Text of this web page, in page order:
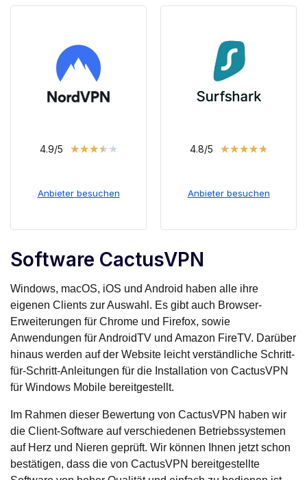
4.9/5 ★★★★★
Anbieter besuchen
4.8/5 ★★★★★
Anbieter besuchen
Software CactusVPN
Windows, macOS, iOS und Android haben alle ihre
eigenen Clients zur Auswahl. Es gibt auch Browser-
Erweiterungen für Chrome und Firefox, sowie
Anwendungen für AndroidTV und Amazon FireTV. Darüber
hinaus werden auf der Website leicht verständliche Schritt-
für-Schritt-Anleitungen für die Installation von CactusVPN
für Windows Mobile bereitgestellt.
Im Rahmen dieser Bewertung von CactusVPN haben wir
die Client-Software auf verschiedenen Betriebssystemen
auf Herz und Nieren geprüft. Wir können Ihnen jetzt schon
bestätigen, dass die von CactusVPN bereitgestellte